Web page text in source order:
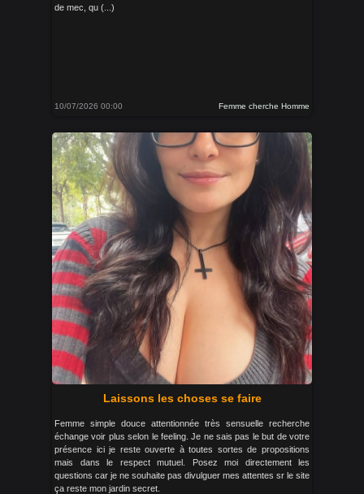
de mec, qu (...)
10/07/2026 00:00 Femme cherche Homme
Laissons les choses se faire
Femme simple douce attentionnée très sensuelle recherche
échange voir plus selon le feeling. Je ne sais pas le but de votre
présence ici je reste ouverte à toutes sortes de propositions
mais dans le respect mutuel. Posez moi directement les
questions car je ne souhaite pas divulguer mes attentes sr le site
ça reste mon jardin secret.